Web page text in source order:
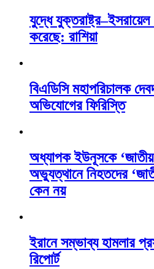
যুদ্ধে
করেছে: রাশিয়া
বিএডিসি মহাপরিচালক
অভিযোগের ফিরিস্তি
অধ্যাপক ইউনূসকে
অভ্যুত্থানে নিহতদের
কেন নয়
ইরানে সম্ভাব্য হামলার
রিপোর্ট